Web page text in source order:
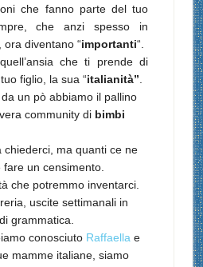
che fanno parte del tuo
che anzi spesso in
ora diventano “importanti“.
che ti prende di
figlio, la sua “italianità”
un pò abbiamo il pallino
community di bimbi
chiederci, ma quanti ce ne
un censimento.
che potremmo inventarci.
uscite settimanali in
grammatica.
conosciuto Raffaella e
mamme italiane, siamo